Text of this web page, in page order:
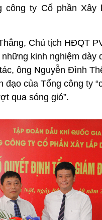
công ty Cổ phần Xây
Chủ tịch HĐQT
kinh nghiệm dày
ông Nguyễn Đình
đạo của Tổng công ty
qua sóng gió”.